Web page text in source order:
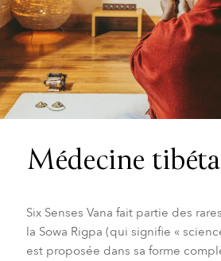
Médecine
Six Senses Vana fait partie des
la Sowa Rigpa (qui signifie «
est proposée dans sa forme